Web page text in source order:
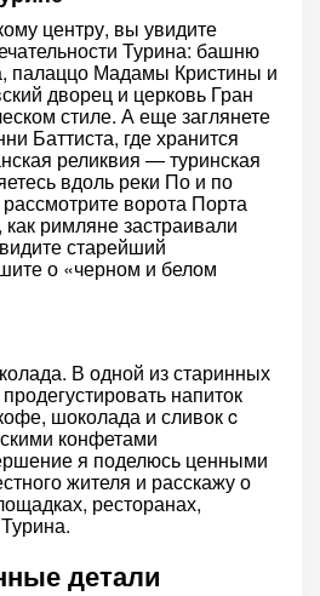
центру, вы увидите
Турина: башню
палаццо Мадамы Кристины и
дворец и церковь Гран
стиле. А еще заглянете
Баттиста, где хранится
реликвия — туринская
вдоль реки По и по
ворота Порта
римляне застраивали
старейший
о «черном и белом
В одной из старинных
напиток
шоколада и сливок c
конфетами
я поделюсь ценными
жителя и расскажу о
ресторанах,
детали